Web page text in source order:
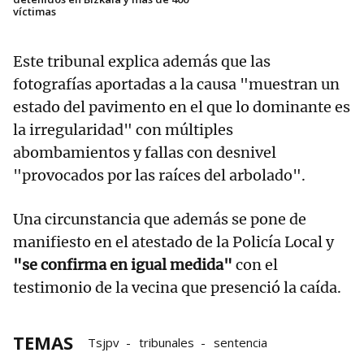
víctimas
Este tribunal explica además que las
fotografías aportadas a la causa "muestran un
estado del pavimento en el que lo dominante es
la irregularidad" con múltiples
abombamientos y fallas con desnivel
"provocados por las raíces del arbolado".
Una circunstancia que además se pone de
manifiesto en el atestado de la Policía Local y
"se confirma en igual medida" con el
testimonio de la vecina que presenció la caída.
TEMAS Tsjpv tribunales sentencia